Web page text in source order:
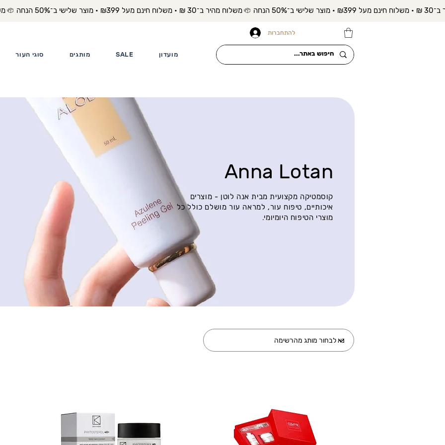
משלוח
סוגי העור מותגים SALE מועדון
להתחברות
Anna Lotan
קוסמטיקה מקצועית מבית אנה לוטן - מוצרים
איכותיים, טיפוח עור, למראה עור מושלם כולל כל
מוצרי הטיפוח היומיומי.